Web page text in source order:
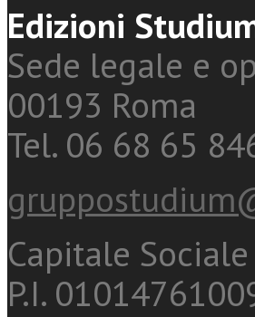
Edizioni
Sede legale e
00193 Roma
Tel. 06 68 65
Capitale
P.I.